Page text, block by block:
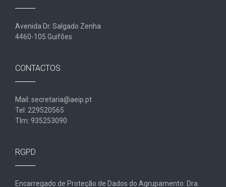
Avenida Dr. Salgado Zenha
4460-105 Guifões
CONTACTOS
Mail: secretaria@aeip.pt
Tel: 229520565
Tlm: 935253090
RGPD
Encarregado de Proteção de Dados do Agrupamento: Dra.